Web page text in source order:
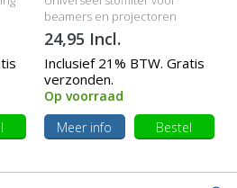
beamers en projectoren
24,95 Incl.
Inclusief 21% BTW. Gratis
verzonden.
Op voorraad
Meer info
Bestel